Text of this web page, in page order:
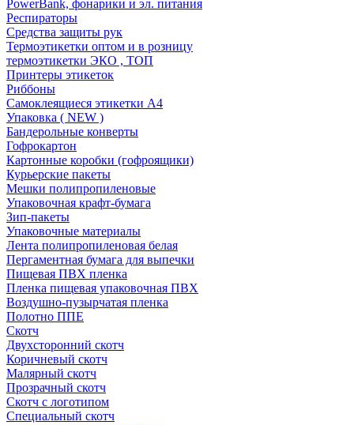
PowerBank, фонарики и эл. питания
Респираторы
Средства защиты рук
Термоэтикетки оптом и в розницу
термоэтикетки ЭКО , ТОП
Принтеры этикеток
Риббоны
Самоклеящиеся этикетки А4
Упаковка ( NEW )
Бандерольные конверты
Гофрокартон
Картонные коробки (гофроящики)
Курьерские пакеты
Мешки полипропиленовые
Упаковочная крафт-бумага
Зип-пакеты
Упаковочные материалы
Лента полипропиленовая белая
Пергаментная бумага для выпечки
Пищевая ПВХ пленка
Пленка пищевая упаковочная ПВХ
Воздушно-пузырчатая пленка
Полотно ППЕ
Скотч
Двухсторонний скотч
Коричневый скотч
Малярный скотч
Прозрачный скотч
Скотч с логотипом
Специальный скотч